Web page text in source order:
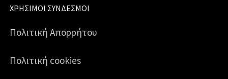
ΧΡΉΣΙΜΟΙ ΣΎΝΔΕΣΜΟΙ
Πολιτική Απορρήτου
Πολιτική cookies